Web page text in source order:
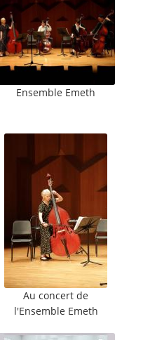
Ensemble Emeth
Au concert de
l'Ensemble Emeth